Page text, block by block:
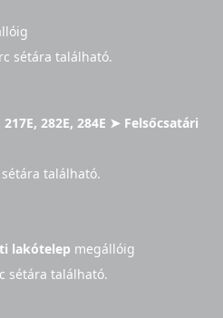
sétára található.
217E, 282E, 284E ➤ Felsőcsatári
található.
lakótelep megállóig
sétára található.